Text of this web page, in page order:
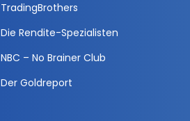
TradingBrothers
Die Rendite-Spezialisten
NBC – No Brainer Club
Der Goldreport